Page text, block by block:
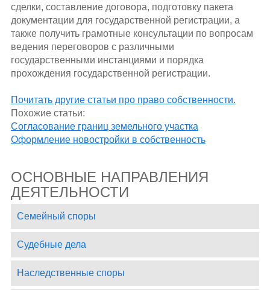
сделки, составление договора, подготовку пакета
документации для государственной регистрации, а
также получить грамотные консультации по вопросам
ведения переговоров с различными
государственными инстанциями и порядка
прохождения государственной регистрации.
Почитать другие статьи про право собственности.
Похожие статьи:
Cогласование границ земельного участка
Оформление новостройки в собственность
ОСНОВНЫЕ НАПРАВЛЕНИЯ
ДЕЯТЕЛЬНОСТИ
Семейный споры
Судебные дела
Наследственные споры